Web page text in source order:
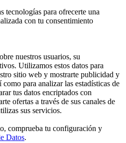
tecnologías para ofrecerte una
con tu consentimiento
nuestros usuarios, su
Utilizamos estos datos para
sitio web y mostrarte publicidad y
para analizar las estadísticas de
tus datos encriptados con
ofertas a través de sus canales de
sus servicios.
comprueba tu configuración y
Datos.